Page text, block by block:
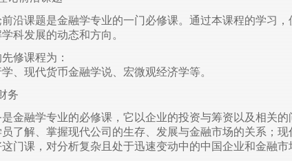
沿课题是金融学专业的一门必修课。通过本课程的学习
科发展的动态和方向。
修课程为：
、现代货币金融学说、宏微观经济学等。
务
金融学专业的必修课，它以企业的投资与筹资以及相关
了解、掌握现代公司的生存、发展与金融市场的关系；
门课，对分析复杂且处于迅速变动中的中国企业和金融市